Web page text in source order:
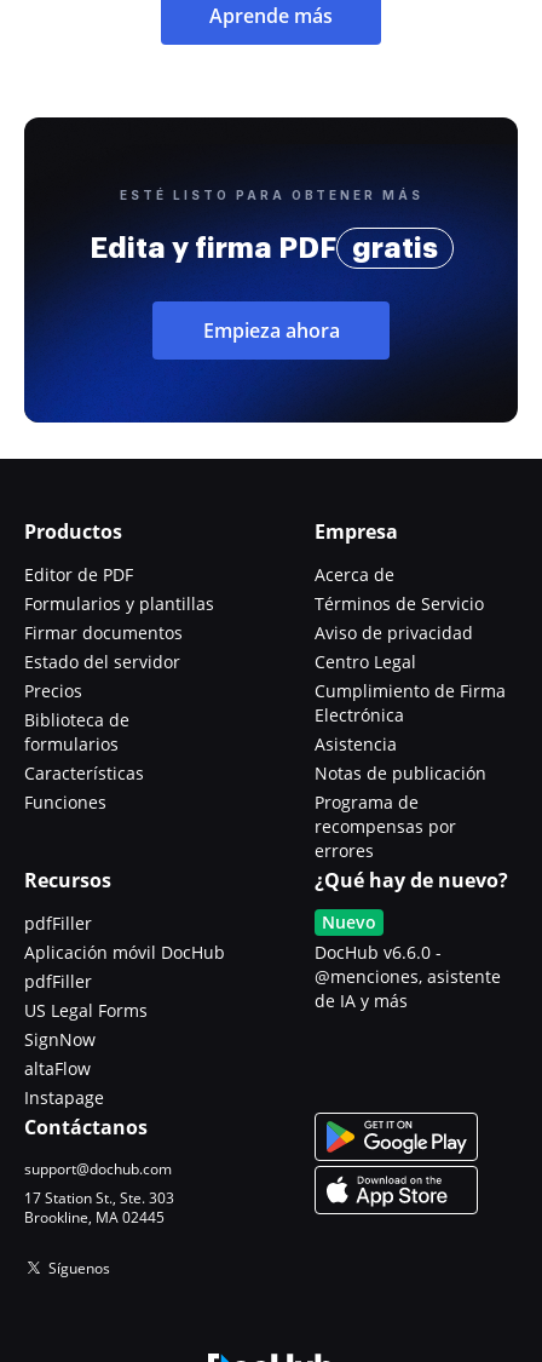
Aprende más
ESTÉ LISTO PARA OBTENER MÁS
Edita y firma PDF gratis
Empieza ahora
Productos
Editor de PDF
Formularios y plantillas
Firmar documentos
Estado del servidor
Precios
Biblioteca de
formularios
Características
Funciones
Empresa
Acerca de
Términos de Servicio
Aviso de privacidad
Centro Legal
Cumplimiento de Firma
Electrónica
Asistencia
Notas de publicación
Programa de
recompensas por
errores
Recursos
pdfFiller
Aplicación móvil DocHub
pdfFiller
US Legal Forms
SignNow
altaFlow
Instapage
¿Qué hay de nuevo?
Nuevo
DocHub v6.6.0 -
@menciones, asistente
de IA y más
Contáctanos
support@dochub.com
17 Station St., Ste. 303
Brookline, MA 02445
Síguenos